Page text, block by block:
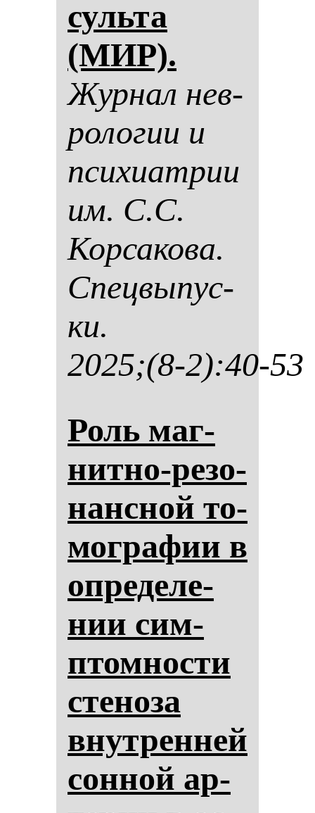
суль­та
(МИР).
Жур­нал нев­
ро­ло­гии и
пси­хи­ат­рии
им. С.С.
Кор­са­ко­ва.
Спец­вы­пус­
ки.
2025;(8-2):40-53
Роль маг­
нит­но-ре­зо­
нан­сной то­
мог­ра­фии в
оп­ре­де­ле­
нии сим­
птом­нос­ти
сте­но­за
внут­рен­ней
сон­ной ар­